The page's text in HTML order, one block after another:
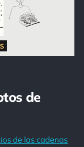
de
de las cadenas